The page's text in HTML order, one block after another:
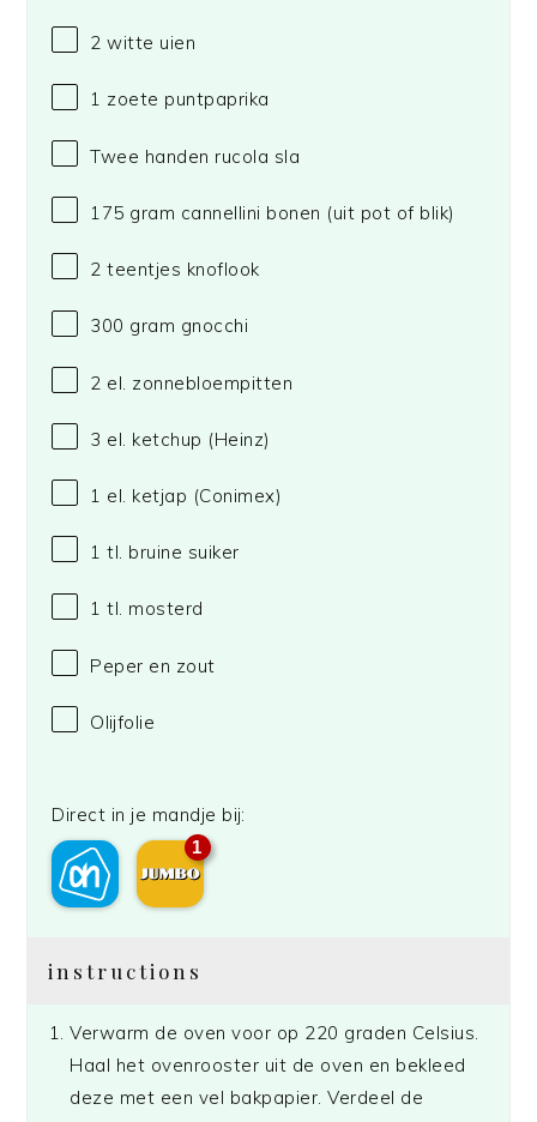
2 witte uien
1 zoete puntpaprika
Twee handen rucola sla
175 gram cannellini bonen (uit pot of blik)
2 teentjes knoflook
300 gram gnocchi
2 el. zonnebloempitten
3 el. ketchup (Heinz)
1 el. ketjap (Conimex)
1 tl. bruine suiker
1 tl. mosterd
Peper en zout
Olijfolie
Direct in je mandje bij:
1
instructions
Verwarm de oven voor op 220 graden Celsius.
Haal het ovenrooster uit de oven en bekleed
deze met een vel bakpapier. Verdeel de